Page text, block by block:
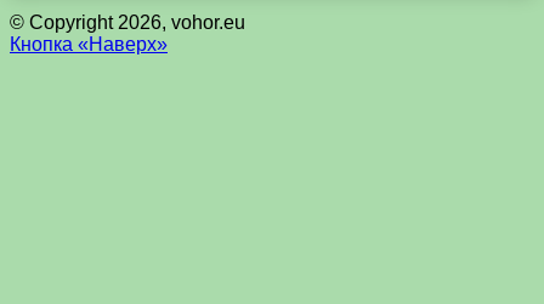
© Copyright 2026, vohor.eu
Кнопка «Наверх»